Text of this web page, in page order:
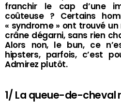
franchir le cap d’une
coûteuse ? Certains
« syndrome » ont trouvé
crâne dégarni, sans rien
Alors non, le bun, ce
hipsters, parfois, c’est
Admirez plutôt.
1/ La queue-de-cheval